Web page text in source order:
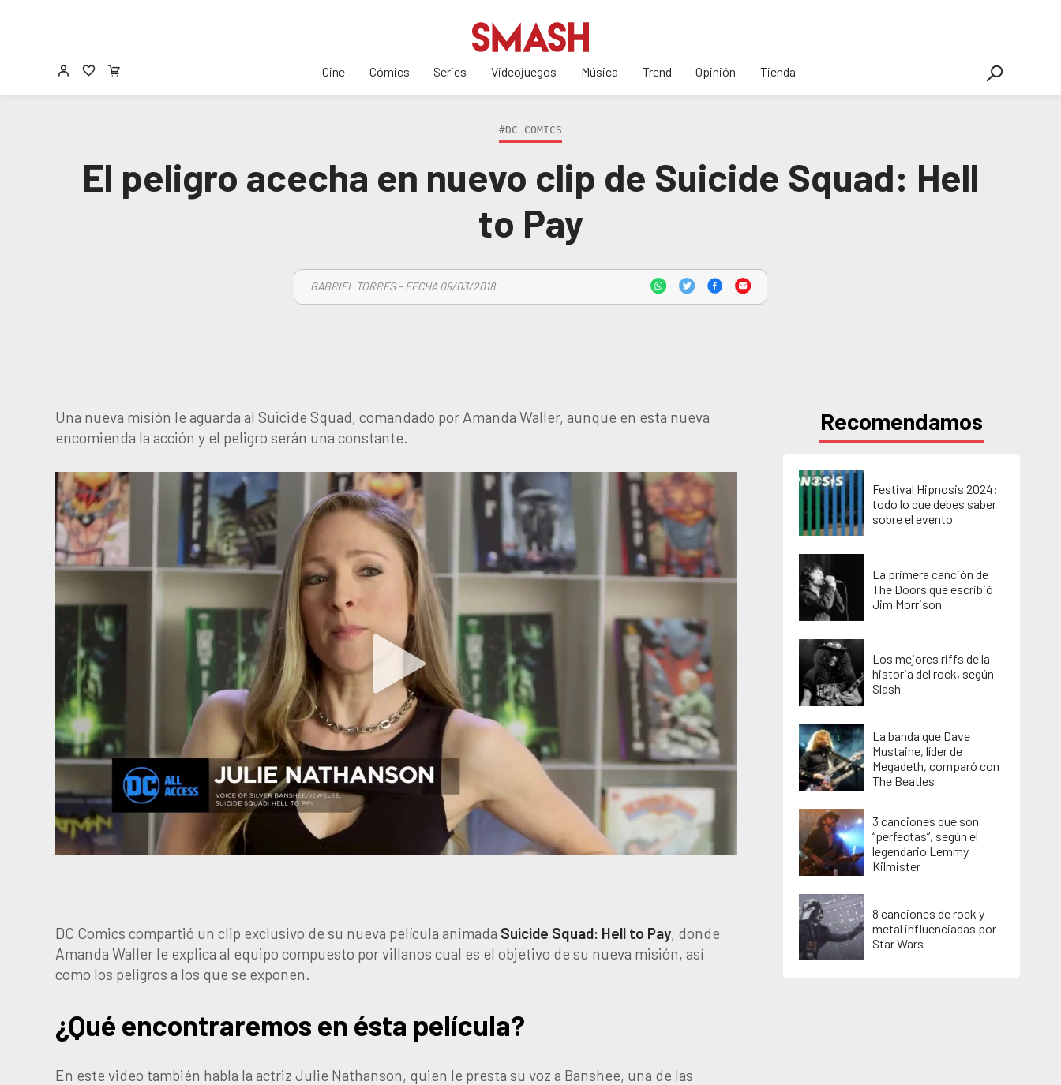
Cine Cómics Series Videojuegos Música Trend Opinión Tienda
#DC COMICS
El peligro acecha en nuevo clip de Suicide Squad: Hell
to Pay
GABRIEL TORRES - FECHA 09/03/2018
Una nueva misión le aguarda al Suicide Squad, comandado por Amanda Waller, aunque en esta nueva
encomienda la acción y el peligro serán una constante.
DC Comics compartió un clip exclusivo de su nueva película animada Suicide Squad: Hell to Pay, donde
Amanda Waller le explica al equipo compuesto por villanos cual es el objetivo de su nueva misión, así
como los peligros a los que se exponen.
¿Qué encontraremos en ésta película?
En este video también habla la actriz Julie Nathanson, quien le presta su voz a Banshee, una de las
Recomendamos
Festival Hipnosis 2024:
todo lo que debes saber
sobre el evento
La primera canción de
The Doors que escribió
Jim Morrison
Los mejores riffs de la
historia del rock, según
Slash
La banda que Dave
Mustaine, líder de
Megadeth, comparó con
The Beatles
3 canciones que son
“perfectas”, según el
legendario Lemmy
Kilmister
8 canciones de rock y
metal influenciadas por
Star Wars